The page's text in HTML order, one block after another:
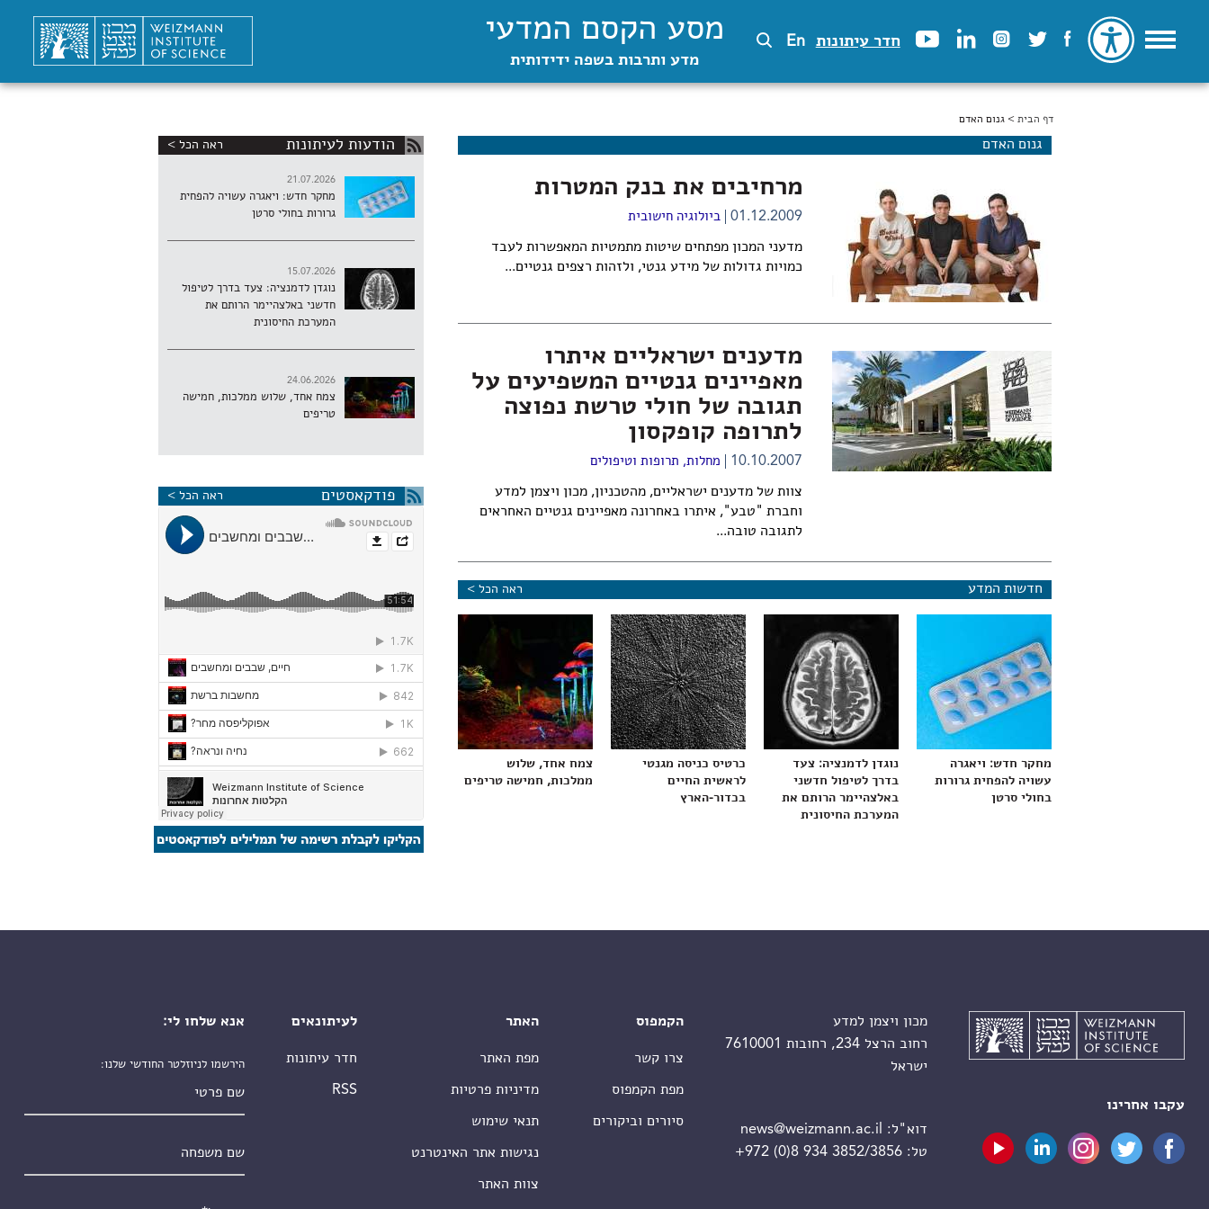
חדר עיתונות En מסע הקסם המדעי
מדע ותרבות בשפה ידידותית
הינך נמצא כאן
דף הבית > גנום האדם
גנום האדם
מרחיבים את בנק המטרות
01.12.2009 ביולוגיה חישובית
מדעני המכון מפתחים שיטות מתמטיות המאפשרות לעבד
כמויות גדולות של מידע גנטי, ולזהות רצפים גנטיים...
מדענים ישראליים איתרו
מאפיינים גנטיים המשפיעים על
תגובה של חולי טרשת נפוצה
לתרופה קופקסון
10.10.2007 מחלות, תרופות וטיפולים
צוות של מדענים ישראליים, מהטכניון, מכון ויצמן למדע
וחברת "טבע", איתרו באחרונה מאפיינים גנטיים האחראים
לתגובה טובה...
חדשות המדע ראה הכל >
מחקר חדש: ויאגרה
עשויה להפחית גרורות
בחולי סרטן
נוגדן לדמנציה: צעד
בדרך לטיפול חדשני
באלצהיימר הרותם את
המערכת החיסונית
כרטיס כניסה מגנטי
לראשית החיים
בכדור-הארץ
צמח אחד, שלוש
ממלכות, חמישה טריפים
הודעות לעיתונות ראה הכל >
21.07.2026
מחקר חדש: ויאגרה עשויה להפחית
גרורות בחולי סרטן
15.07.2026
נוגדן לדמנציה: צעד בדרך לטיפול
חדשני באלצהיימר הרותם את
המערכת החיסונית
24.06.2026
צמח אחד, שלוש ממלכות, חמישה
טריפים
פודקאסטים ראה הכל >
עקבו אחרינו
מכון ויצמן למדע
רחוב הרצל 234, רחובות 7610001
ישראל
דוא"ל:
news@weizmann.ac.il
טל:+972 (0)8 934 3852/3856
הקמפוס
צרו קשר
מפת הקמפוס
סיורים וביקורים
האתר
מפת האתר
מדיניות פרטיות
תנאי שימוש
נגישות אתר האינטרנט
צוות האתר
לעיתונאים
חדר עיתונות
RSS
אנא שלחו לי:
הירשמו לניוזלטר החודשי שלנו: